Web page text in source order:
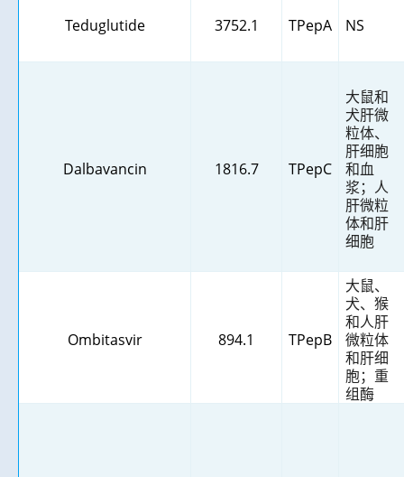
Teduglutide 3752.1 TPepA NS
Dalbavancin 1816.7 TPepC
大鼠和
犬肝微
粒体、
肝细胞
和血
浆；人
肝微粒
体和肝
细胞
Ombitasvir 894.1 TPepB
大鼠、
犬、猴
和人肝
微粒体
和肝细
胞；重
组酶